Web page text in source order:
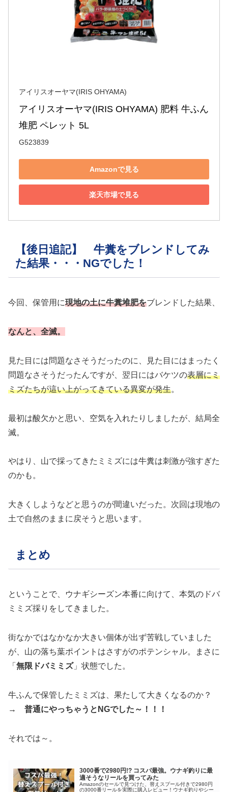
アイリスオーヤマ(IRIS OHYAMA)
アイリスオーヤマ(IRIS OHYAMA) 肥料 牛ふん
堆肥 ペレット 5L
G523839
Amazonで見る
楽天市場で見る
【後日追記】 牛糞をブレンドしてみ
た結果・・・NGでした！
今回、保管用に現地の土に牛糞堆肥をブレンドした結果、
なんと、全滅。
見た目には問題なさそうだったのに、見た目にはまったく
問題なさそうだったんですが、翌日にはバケツの表層にミ
ミズたちが這い上がってきている異変が発生。
最初は酸欠かと思い、空気を入れたりしましたが、結局全
滅。
やはり、山で採ってきたミミズには牛糞は刺激が強すぎた
のかも。
大きくしようなどと思うのが間違いだった。次回は現地の
土で自然のままに戻そうと思います。
まとめ
ということで、ウナギシーズン本番に向けて、本気のドバ
ミミズ採りをしてきました。
街なかではなかなか大きい個体が出ず苦戦していました
が、山の落ち葉ポイントはさすがのポテンシャル。まさに
「 無限ドバミミズ」状態でした。
牛ふんで保管したミミズは、果たして大きくなるのか？
→ 普通にやっちゃうとNGでした～！！！
それでは～。
3000番で2980円!? コスパ最強。ウナギ釣りに最
適そうなリールを買ってみた
Amazonのセールで見つけた、替えスプール付きで2980円
の3000番リールを実際に購入レビュー！ウナギ釣りやシー